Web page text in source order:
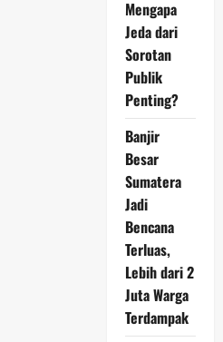
Mengapa
Jeda dari
Sorotan
Publik
Penting?
Banjir
Besar
Sumatera
Jadi
Bencana
Terluas,
Lebih dari 2
Juta Warga
Terdampak